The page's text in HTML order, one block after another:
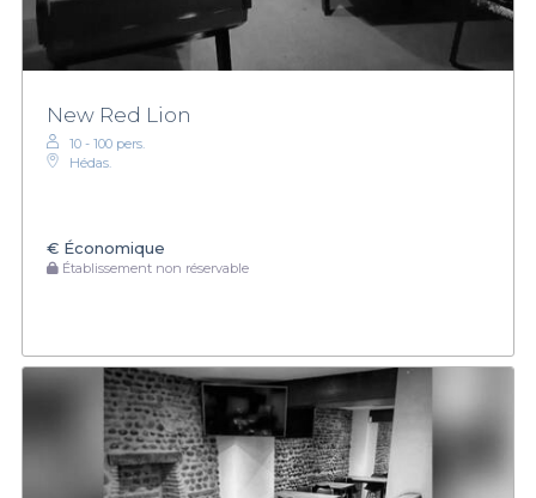
New Red Lion
10 - 100 pers.
Hédas.
€ Économique
Établissement non réservable